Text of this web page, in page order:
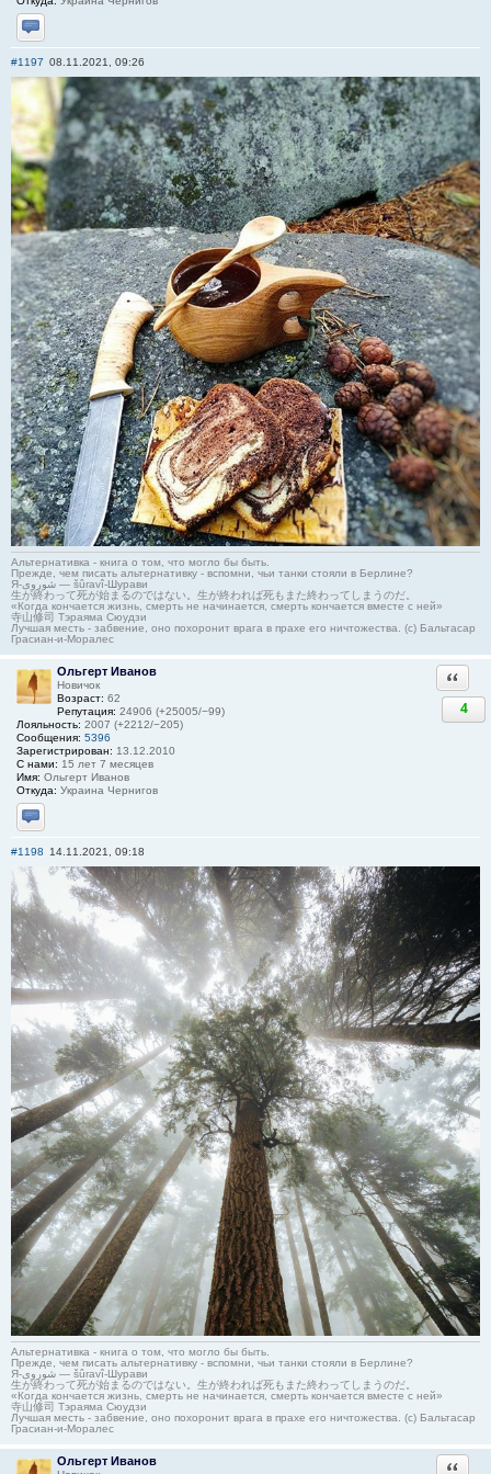
Отправить личное сообщение
#1197 08.11.2021, 09:26
Альтернативка - книга о том, что могло бы быть.
Прежде, чем писать альтернативку - вспомни, чьи танки стояли в Берлине?
Я-شوروی — šûravî-Шурави
生が終わって死が始まるのではない。生が終われば死もまた終わってしまうのだ。
«Когда кончается жизнь, смерть не начинается, смерть кончается вместе с ней»
寺山修司 Тэраяма Сюудзи
Лучшая месть - забвение, оно похоронит врага в прахе его ничтожества. (с) Бальтасар
Грасиан-и-Моралес
Ольгерт Иванов
Новичок
Возраст: 62
Репутация: 24906 (+25005/−99)
Лояльность: 2007 (+2212/−205)
Сообщения: 5396
Зарегистрирован: 13.12.2010
С нами: 15 лет 7 месяцев
Имя: Ольгерт Иванов
Откуда: Украина Чернигов
Отправить личное сообщение
4
#1198 14.11.2021, 09:18
Альтернативка - книга о том, что могло бы быть.
Прежде, чем писать альтернативку - вспомни, чьи танки стояли в Берлине?
Я-شوروی — šûravî-Шурави
生が終わって死が始まるのではない。生が終われば死もまた終わってしまうのだ。
«Когда кончается жизнь, смерть не начинается, смерть кончается вместе с ней»
寺山修司 Тэраяма Сюудзи
Лучшая месть - забвение, оно похоронит врага в прахе его ничтожества. (с) Бальтасар
Грасиан-и-Моралес
Ольгерт Иванов